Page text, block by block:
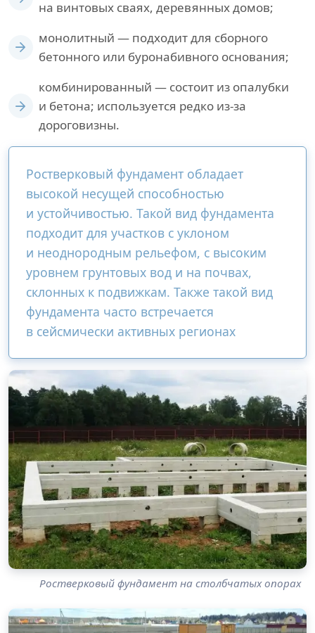
на винтовых сваях, деревянных домов;
монолитный — подходит для сборного
бетонного или буронабивного основания;
комбинированный — состоит из опалубки
и бетона; используется редко из-за
дороговизны.
Ростверковый фундамент обладает
высокой несущей способностью
и устойчивостью. Такой вид фундамента
подходит для участков с уклоном
и неоднородным рельефом, с высоким
уровнем грунтовых вод и на почвах,
склонных к подвижкам. Также такой вид
фундамента часто встречается
в сейсмически активных регионах
Ростверковый фундамент на столбчатых опорах